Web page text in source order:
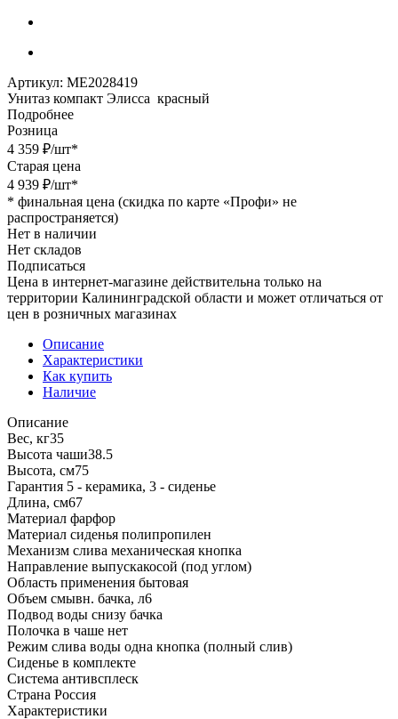
Артикул: МЕ2028419
Унитаз компакт Элисса красный
Подробнее
Розница
4 359 ₽/шт*
Старая цена
4 939 ₽/шт*
* финальная цена (скидка по карте «Профи» не
распространяется)
Нет в наличии
Нет складов
Подписаться
Цена в интернет-магазине действительна только на
территории Калининградской области и может отличаться от
цен в розничных магазинах
Описание
Характеристики
Как купить
Наличие
Описание
Вес, кг35
Высота чаши38.5
Высота, см75
Гарантия 5 - керамика, 3 - сиденье
Длина, см67
Материал фарфор
Материал сиденья полипропилен
Механизм слива механическая кнопка
Направление выпускакосой (под углом)
Область применения бытовая
Объем смывн. бачка, л6
Подвод воды снизу бачка
Полочка в чаше нет
Режим слива воды одна кнопка (полный слив)
Сиденье в комплекте
Система антивсплеск
Страна Россия
Характеристики